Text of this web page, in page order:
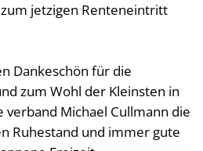
jetzigen Renteneintritt
Dankeschön für die
zum Wohl der Kleinsten in
Michael Cullmann die
Ruhestand und immer gute